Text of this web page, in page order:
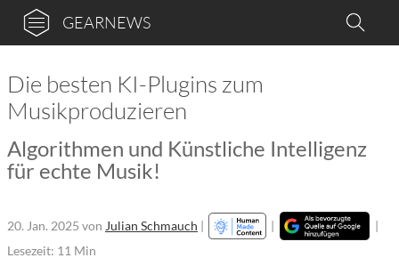
GEARNEWS
Die besten KI-Plugins zum
Musikproduzieren
Algorithmen und Künstliche Intelligenz
für echte Musik!
20. Jan. 2025 von Julian Schmauch | |
|
Lesezeit: 11 Min